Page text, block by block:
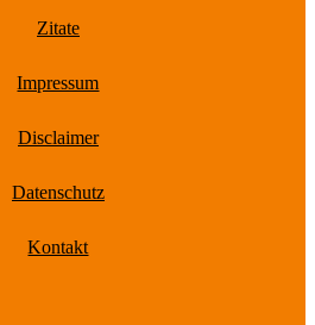
Zitate
Impressum
Disclaimer
Datenschutz
Kontakt